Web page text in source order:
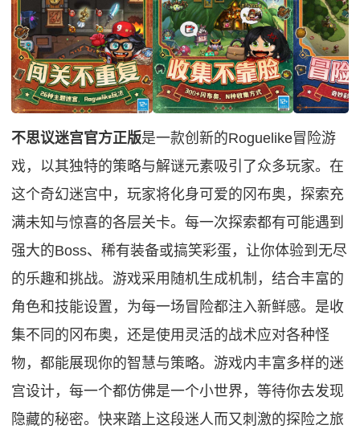
不思议迷宫官方正版是一款创新的Roguelike冒险游
戏，以其独特的策略与解谜元素吸引了众多玩家。在
这个奇幻迷宫中，玩家将化身可爱的冈布奥，探索充
满未知与惊喜的各层关卡。每一次探索都有可能遇到
强大的Boss、稀有装备或搞笑彩蛋，让你体验到无尽
的乐趣和挑战。游戏采用随机生成机制，结合丰富的
角色和技能设置，为每一场冒险都注入新鲜感。是收
集不同的冈布奥，还是使用灵活的战术应对各种怪
物，都能展现你的智慧与策略。游戏内丰富多样的迷
宫设计，每一个都仿佛是一个小世界，等待你去发现
隐藏的秘密。快来踏上这段迷人而又刺激的探险之旅